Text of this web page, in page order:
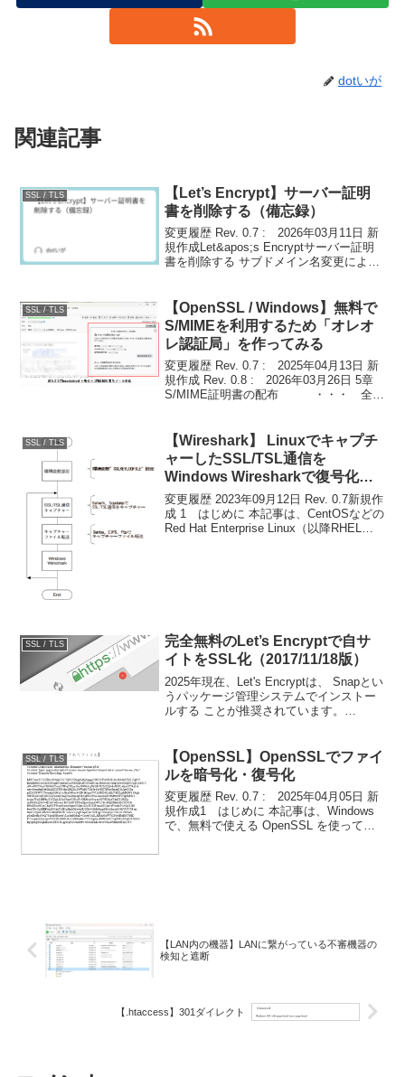
dotいが
関連記事
SSL / TLS
【Let’s Encrypt】サーバー証明
書を削除する（備忘録）
変更履歴 Rev. 0.7 : 2026年03月11日 新
規作成Let&apos;s Encryptサーバー証明
書を削除する サブドメイン名変更によ
事は、その時の記...
SSL / TLS
【OpenSSL / Windows】無料で
S/MIMEを利用するため「オレオ
レ認証局」を作ってみる
変更履歴 Rev. 0.7 : 2025年04月13日 新
規作成 Rev. 0.8 : 2026年03月26日 5章
S/MIME証明書の配布 ・・・ 全面
ージし...
SSL / TLS
【Wireshark】 Linuxでキャプチ
ャーしたSSL/TSL通信を
Windows Wiresharkで復号化す
る
変更履歴 2023年09月12日 Rev. 0.7新規作
成 1 はじめに 本記事は、CentOSなどの
Red Hat Enterprise Linux（以降RHELと
SSL / TLS
完全無料のLet’s Encryptで自サ
イトをSSL化（2017/11/18版）
2025年現在、Let's Encryptは、 Snapとい
うパッケージ管理システムでインストー
ルする ことが推奨されています。
ー証明書の発行に...
SSL / TLS
【OpenSSL】OpenSSLでファイ
ルを暗号化・復号化
変更履歴 Rev. 0.7 : 2025年04月05日 新
規作成1 はじめに 本記事は、Windows
で、無料で使える OpenSSL を使っての
【LAN内の機器】LANに繋がっている不審機器の
検知と遮断
【.htaccess】301ダイレクト